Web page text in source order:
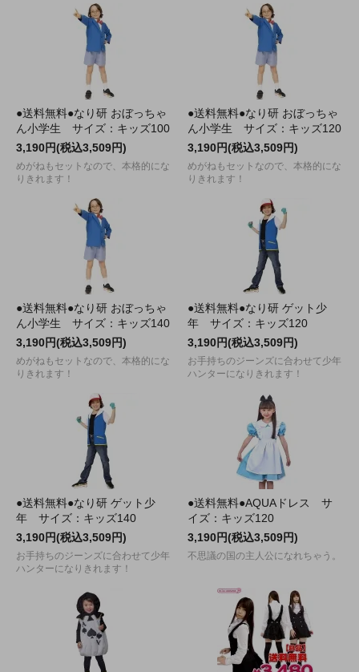
●送料無料●なり研 おぼっちゃ
ん小学生 サイズ：キッズ100
3,190円(税込3,509円)
めがねもセットなので、本格的にな
りきれます！
●送料無料●なり研 おぼっちゃ
ん小学生 サイズ：キッズ120
3,190円(税込3,509円)
めがねもセットなので、本格的にな
りきれます！
●送料無料●なり研 おぼっちゃ
ん小学生 サイズ：キッズ140
3,190円(税込3,509円)
めがねもセットなので、本格的にな
りきれます！
●送料無料●なり研 ゲット少
年 サイズ：キッズ120
3,190円(税込3,509円)
お手持ちのジーンズに合わせて少年
ハンターになりきれます！
●送料無料●なり研 ゲット少
年 サイズ：キッズ140
3,190円(税込3,509円)
お手持ちのジーンズに合わせて少年
ハンターになりきれます！
●送料無料●AQUAドレス サ
イズ：キッズ120
3,190円(税込3,509円)
不思議の国の主人公になれちゃう。